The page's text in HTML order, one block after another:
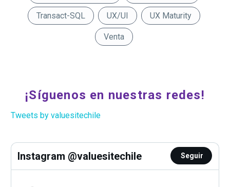
Transact-SQL UX/UI UX Maturity
Venta
¡Síguenos en nuestras redes!
Tweets by valuesitechile
Instagram @valuesitechile Seguir